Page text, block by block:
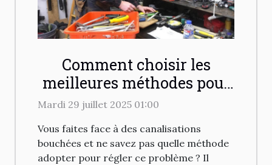
Comment choisir les
meilleures méthodes pour
déboucher vos
canalisations ?
Mardi 29 juillet 2025 01:00
Vous faites face à des canalisations
bouchées et ne savez pas quelle méthode
adopter pour régler ce problème ? Il